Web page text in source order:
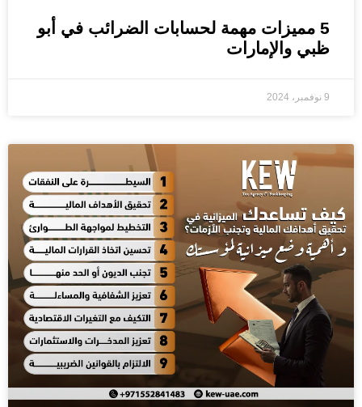
5 مميزات مهمة لحسابات الضرائب في أبو
ظبي والإمارات
9 نوفمبر، 2024